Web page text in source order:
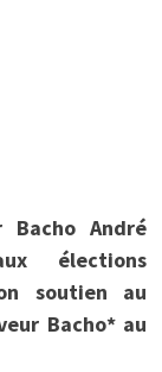
Bacho André
élections
soutien au
Bacho* au